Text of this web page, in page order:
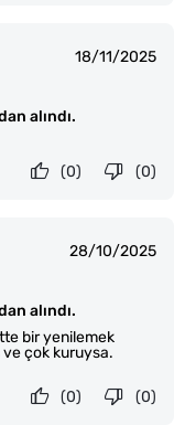
18/11/2025
alındı.
(0)
(0)
28/10/2025
alındı.
bir yenilemek
çok kuruysa.
(0)
(0)